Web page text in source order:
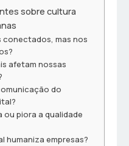
sobre cultura
conectados, mas nos
afetam nossas
do
piora a qualidade
humaniza empresas?